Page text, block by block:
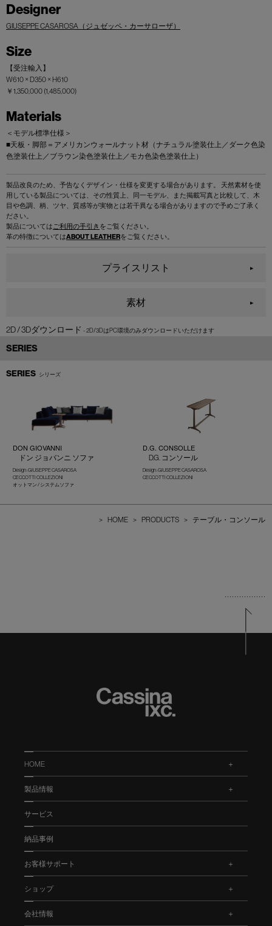
Designer
GIUSEPPE CASAROSA（ジュゼッペ・カーサローザ）
Size
【受注輸入】
W610 × D350 × H610
￥1,350,000 (1,485,000)
Materials
＜モデル標準仕様＞
■天板・脚部＝アメリカンウォールナット材（ナチュラル塗装仕上／ダーク色染
色塗装仕上／ブラウン染色塗装仕上／モカ色染色塗装仕上）
製品改良のため、予告なくデザイン・仕様を変更する場合があります。 天然素材を使
用している製品については、その性質上、同一モデル、また掲載写真と比較して、木
目や色調、柄、ツヤ、質感等が実物とは若干異なる場合がありますので予めご了承く
ださい。
製品については ご利用の手引き をご覧ください。
革の特徴についてはABOUT LEATHERをご覧ください。
プライスリスト
素材
2D / 3Dダウンロード
SERIES
SERIES シリーズ
DON GIOVANNI
ドン ジョバンニ ソファ
Design : GIUSEPPE CASAROSA
CECCOTTI COLLEZIONI
オットマン / システムソファ
D.G. CONSOLLE
D.G. コンソール
Design : GIUSEPPE CASAROSA
CECCOTTI COLLEZIONI
> HOME > PRODUCTS > テーブル・コンソール
HOME
製品情報
サービス
納品事例
お客様サポート
ショップ
会社情報